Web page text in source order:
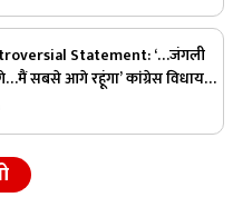
Statement: ‘…जंगली
सबसे आगे रहूंगा’ कांग्रेस विधायक
हो रहा वीडियो